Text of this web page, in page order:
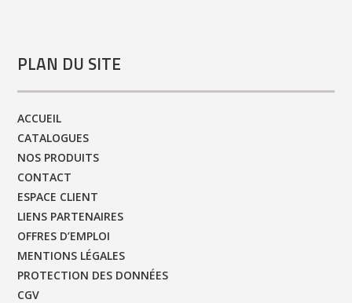
PLAN DU SITE
ACCUEIL
CATALOGUES
NOS PRODUITS
CONTACT
ESPACE CLIENT
LIENS PARTENAIRES
OFFRES D’EMPLOI
MENTIONS LÉGALES
PROTECTION DES DONNÉES
CGV